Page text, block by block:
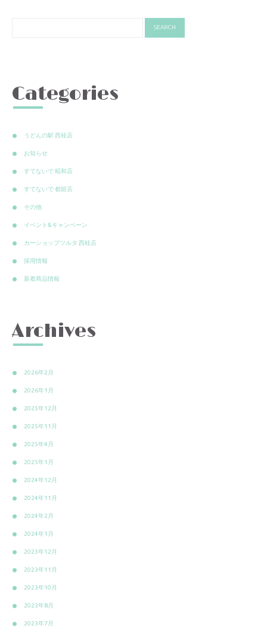
Categories
うどんの駅 西桂店
お知らせ
すてないで 昭和店
すてないで 都留店
その他
イベント&キャンペーン
カーショップツルタ 西桂店
採用情報
新着商品情報
Archives
2026年2月
2026年1月
2025年12月
2025年11月
2025年4月
2025年1月
2024年12月
2024年11月
2024年2月
2024年1月
2023年12月
2023年11月
2023年10月
2023年8月
2023年7月